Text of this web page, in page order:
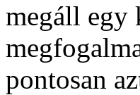
megáll egy
pontosan